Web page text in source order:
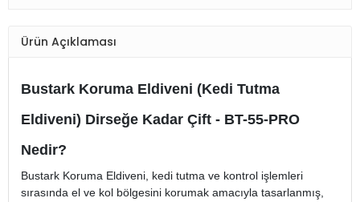
Ürün Açıklaması
Bustark Koruma Eldiveni (Kedi Tutma
Eldiveni) Dirseğe Kadar Çift - BT-55-PRO
Nedir?
Bustark Koruma Eldiveni, kedi tutma ve kontrol işlemleri
sırasında el ve kol bölgesini korumak amacıyla tasarlanmış,